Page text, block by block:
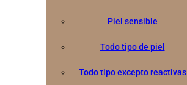
Piel sensible
Todo tipo de piel
Todo tipo excepto reactivas